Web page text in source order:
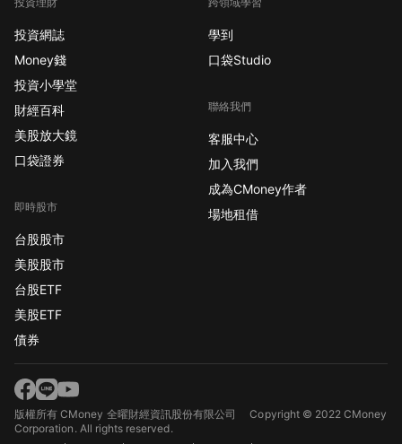
投資網誌
Money錢
投資小學堂
財經百科
美股放大鏡
口袋證券
即時股市
台股股市
美股股市
台股ETF
美股ETF
債券
學到
口袋Studio
聯絡我們
客服中心
加入我們
成為CMoney作者
場地租借
版權所有 CMoney 全曜財經資訊股份有限公司Copyright © 2022 CMoney
Corporation. All rights reserved.